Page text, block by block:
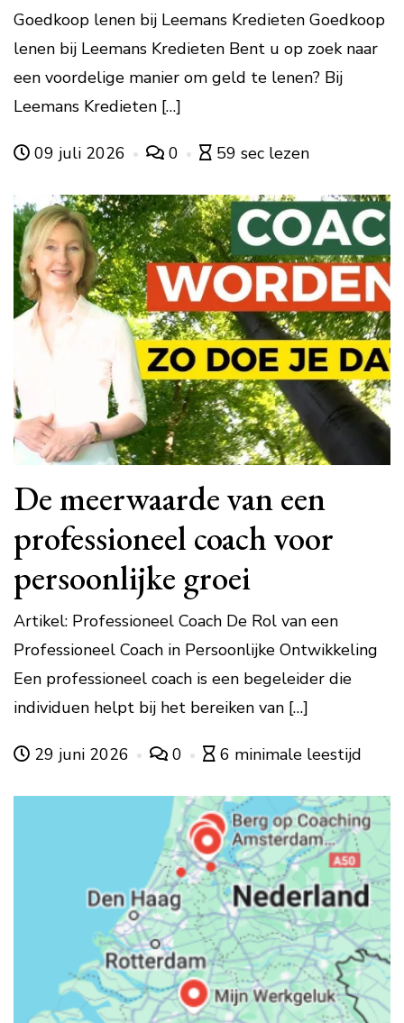
Goedkoop lenen bij Leemans Kredieten Goedkoop
lenen bij Leemans Kredieten Bent u op zoek naar
een voordelige manier om geld te lenen? Bij
Leemans Kredieten […]
09 juli 2026 0 59 sec lezen
De meerwaarde van een
professioneel coach voor
persoonlijke groei
Artikel: Professioneel Coach De Rol van een
Professioneel Coach in Persoonlijke Ontwikkeling
Een professioneel coach is een begeleider die
individuen helpt bij het bereiken van […]
29 juni 2026 0 6 minimale leestijd